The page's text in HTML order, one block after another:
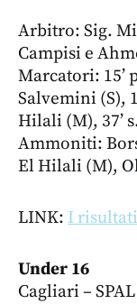
Arbitro: Sig.
Campisi e
Marcatori: 15’
Salvemini (S),
Hilali (M), 37’
Ammoniti:
El Hilali (M),
LINK: I
Under 16
Cagliari –